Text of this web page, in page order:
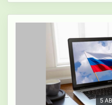
5